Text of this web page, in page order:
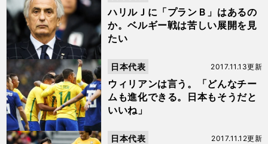
ハリルＪに「プランＢ」はあるの
か。ベルギー戦は苦しい展開を見
たい
ウィリアンは言う。「どんなチー
ムも進化できる。日本もそうだと
いいね」
2017.11.13更新
日本代表
2017.11.12更新
日本代表